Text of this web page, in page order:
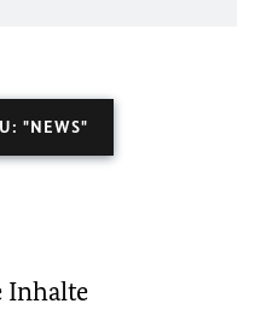
"NEWS"
Inhalte